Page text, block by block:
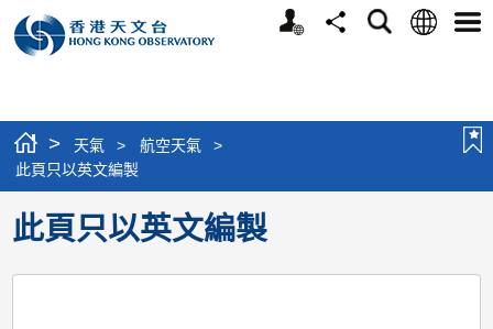
個
分
搜
語
選
> 天氣 > 航空天氣
>
此頁只以英文編製
此頁只以英文編製